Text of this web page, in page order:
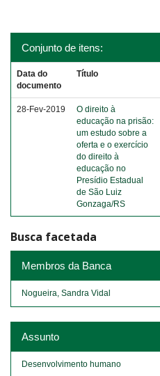
Conjunto de itens:
Data do
documento
Título
28-Fev-2019
O direito à
educação na prisão:
um estudo sobre a
oferta e o exercício
do direito à
educação no
Presídio Estadual
de São Luiz
Gonzaga/RS
Busca facetada
Membros da Banca
Nogueira, Sandra Vidal
Assunto
Desenvolvimento humano